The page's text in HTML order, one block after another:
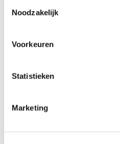
Noodzakelijk
Voorkeuren
Statistieken
Marketing
Vraag het